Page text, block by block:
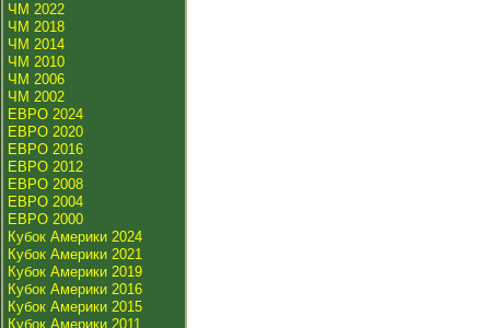
ЧМ 2022
ЧМ 2018
ЧМ 2014
ЧМ 2010
ЧМ 2006
ЧМ 2002
ЕВРО 2024
ЕВРО 2020
ЕВРО 2016
ЕВРО 2012
ЕВРО 2008
ЕВРО 2004
ЕВРО 2000
Кубок Америки 2024
Кубок Америки 2021
Кубок Америки 2019
Кубок Америки 2016
Кубок Америки 2015
Кубок Америки 2011